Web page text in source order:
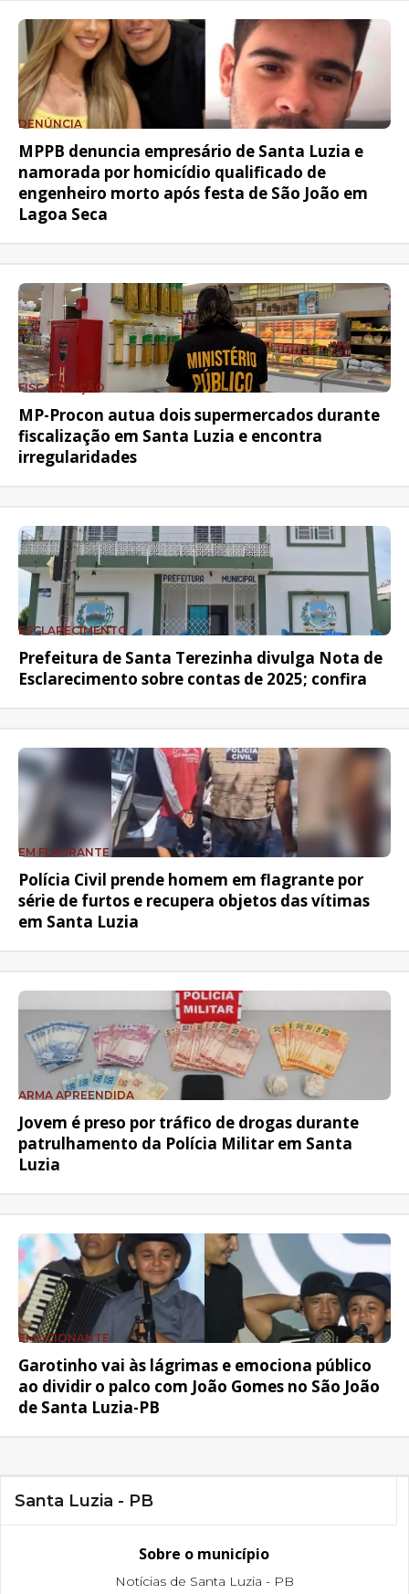
DENÚNCIA
MPPB denuncia empresário de Santa Luzia e
namorada por homicídio qualificado de
engenheiro morto após festa de São João em
Lagoa Seca
FISCALIZAÇÃO
MP-Procon autua dois supermercados durante
fiscalização em Santa Luzia e encontra
irregularidades
ESCLARECIMENTO
Prefeitura de Santa Terezinha divulga Nota de
Esclarecimento sobre contas de 2025; confira
EM FLAGRANTE
Polícia Civil prende homem em flagrante por
série de furtos e recupera objetos das vítimas
em Santa Luzia
ARMA APREENDIDA
Jovem é preso por tráfico de drogas durante
patrulhamento da Polícia Militar em Santa
Luzia
EMOCIONANTE
Garotinho vai às lágrimas e emociona público
ao dividir o palco com João Gomes no São João
de Santa Luzia-PB
Santa Luzia - PB
Sobre o município
Notícias de Santa Luzia - PB